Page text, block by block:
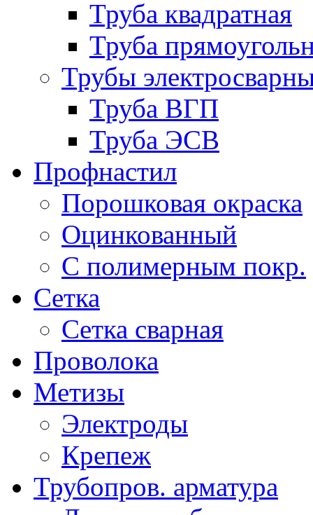
Труба квадратная
Труба
Трубы
Труба ВГП
Труба ЭСВ
Профнастил
Порошковая окраска
Оцинкованный
C полимерным покр.
Сетка
Сетка сварная
Проволока
Метизы
Электроды
Крепеж
Трубопров. арматура